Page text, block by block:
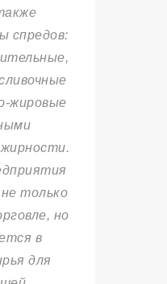
спредов:
жировые
только
но
в
для